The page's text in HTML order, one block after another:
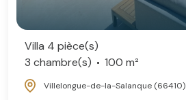
Villa 4 pièce(s)
3 chambre(s)
100 m²
Villelongue-de-la-Salanque (66410)